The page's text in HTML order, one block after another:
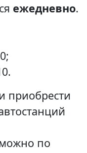
ежедневно.
приобрести
по